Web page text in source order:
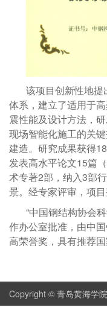
该项目创新性地
体系，建立了适用于
震性能及设计方法，
现场智能化施工的关
建造。研究成果获得
发表高水平论文15篇
术专著2部，纳入3部
景。经专家评审，项
“中国钢结构协会
作办公室批准，由中
高荣誉奖，具有推荐国
Copyright © 青岛黄海学